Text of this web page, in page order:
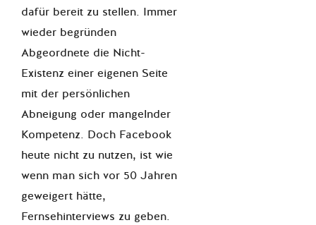
dafür bereit zu stellen. Immer
wieder begründen
Abgeordnete die Nicht-
Existenz einer eigenen Seite
mit der persönlichen
Abneigung oder mangelnder
Kompetenz. Doch Facebook
heute nicht zu nutzen, ist wie
wenn man sich vor 50 Jahren
geweigert hätte,
Fernsehinterviews zu geben.